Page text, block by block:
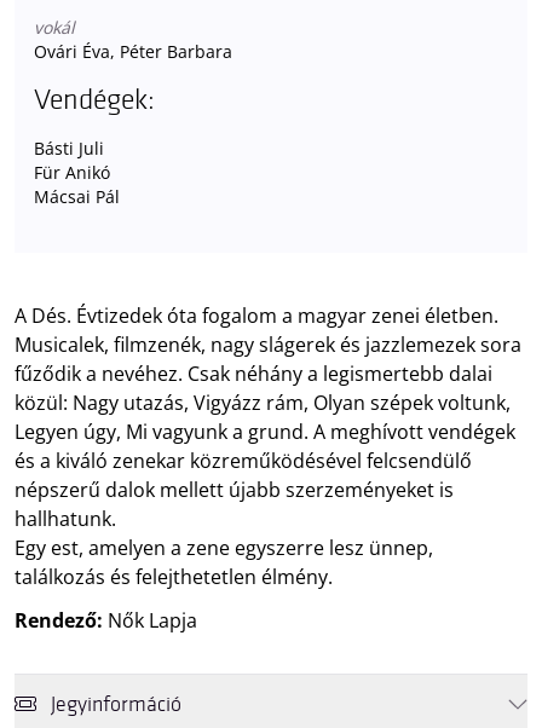
vokál
Ovári Éva, Péter Barbara
Vendégek:
Básti Juli
Für Anikó
Mácsai Pál
A Dés. Évtizedek óta fogalom a magyar zenei életben.
Musicalek, filmzenék, nagy slágerek és jazzlemezek sora
fűződik a nevéhez. Csak néhány a legismertebb dalai
közül: Nagy utazás, Vigyázz rám, Olyan szépek voltunk,
Legyen úgy, Mi vagyunk a grund. A meghívott vendégek
és a kiváló zenekar közreműködésével felcsendülő
népszerű dalok mellett újabb szerzeményeket is
hallhatunk.
Egy est, amelyen a zene egyszerre lesz ünnep,
találkozás és felejthetetlen élmény.
Rendező: Nők Lapja
Jegyinformáció